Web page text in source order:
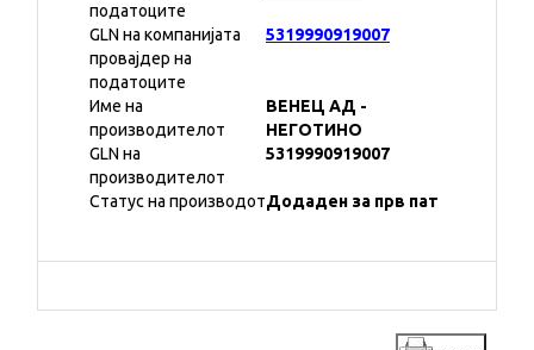
податоците
GLN на компанијата
провајдер на
податоците
5319990919007
Име на
производителот
ВЕНЕЦ АД -
НЕГОТИНО
GLN на
производителот
5319990919007
Статус на производотДодаден за прв пат